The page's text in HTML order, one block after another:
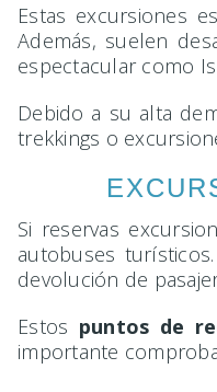
Estas excursiones
Además, suelen
espectacular como
Debido a su alta
trekkings o
Si reservas
autobuses
devolución de
Estos puntos de
importante